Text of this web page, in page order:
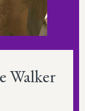
Walker